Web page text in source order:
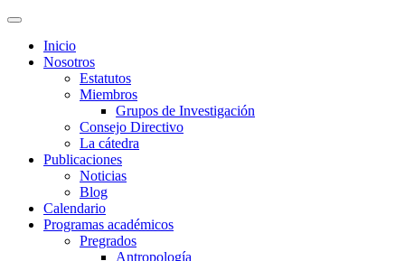
Inicio
Nosotros
Estatutos
Miembros
Grupos de Investigación
Consejo Directivo
La cátedra
Publicaciones
Noticias
Blog
Calendario
Programas académicos
Pregrados
Antropología